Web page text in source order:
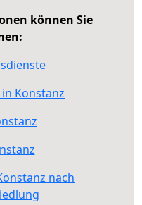
können Sie
Konstanz
nach